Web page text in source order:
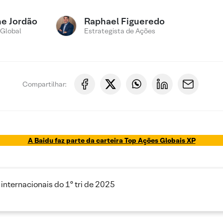
Jordão Raphael Figueredo
Estrategista de Ações
Compartilhar:
A Baidu faz parte da carteira Top Ações Globais XP
do 1º tri de 2025